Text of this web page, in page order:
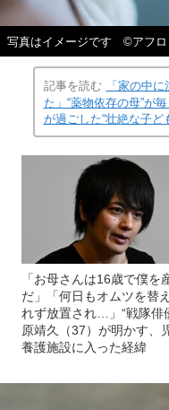
写真はイメージです ©アフロ
記事を読む
「家の中
た」“薬物依存の母”が
が過ごした“壮絶な子ど
「お母さんは16歳で僕を
だ」「何日もオムツを替
れず放置され…」“戦隊俳
原靖久（37）が明かす、
養護施設に入った経緯